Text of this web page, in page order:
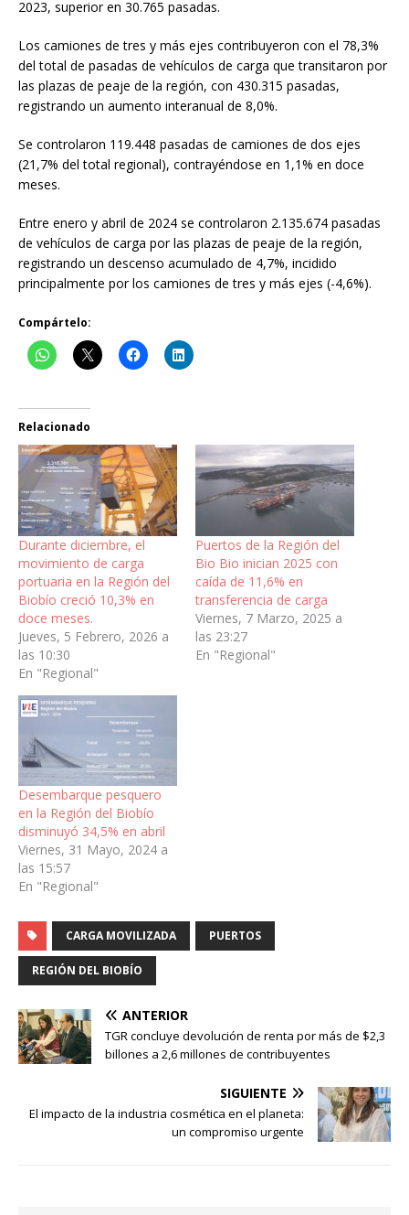
2023, superior en 30.765 pasadas.
Los camiones de tres y más ejes contribuyeron con el 78,3%
del total de pasadas de vehículos de carga que transitaron por
las plazas de peaje de la región, con 430.315 pasadas,
registrando un aumento interanual de 8,0%.
Se controlaron 119.448 pasadas de camiones de dos ejes
(21,7% del total regional), contrayéndose en 1,1% en doce
meses.
Entre enero y abril de 2024 se controlaron 2.135.674 pasadas
de vehículos de carga por las plazas de peaje de la región,
registrando un descenso acumulado de 4,7%, incidido
principalmente por los camiones de tres y más ejes (-4,6%).
Compártelo:
Relacionado
Durante diciembre, el
movimiento de carga
portuaria en la Región del
Biobío creció 10,3% en
doce meses.
Jueves, 5 Febrero, 2026 a
las 10:30
En "Regional"
Puertos de la Región del
Bio Bio inician 2025 con
caída de 11,6% en
transferencia de carga
Viernes, 7 Marzo, 2025 a
las 23:27
En "Regional"
Desembarque pesquero
en la Región del Biobío
disminuyó 34,5% en abril
Viernes, 31 Mayo, 2024 a
las 15:57
En "Regional"
CARGA MOVILIZADA PUERTOS
REGIÓN DEL BIOBÍO
ANTERIOR
TGR concluye devolución de renta por más de $2,3
billones a 2,6 millones de contribuyentes
SIGUIENTE
El impacto de la industria cosmética en el planeta:
un compromiso urgente